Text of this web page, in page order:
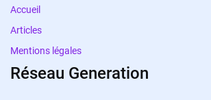
Accueil
Articles
Mentions légales
Réseau Generation